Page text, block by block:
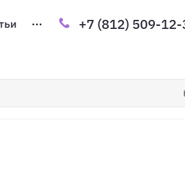
+7 (812) 509-